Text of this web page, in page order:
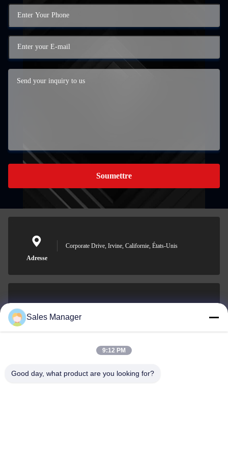
Soumettre
Adresse
Corporate Drive, Irvine, Californie, États-Unis
001-512-7443871
Sales Manager
9:12 PM
Good day, what product are you looking for?